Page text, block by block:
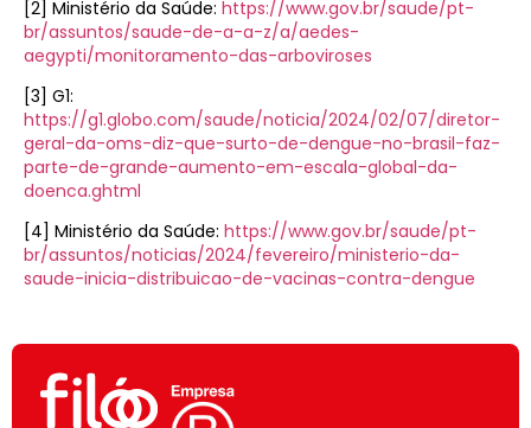
[2] Ministério da Saúde: https://www.gov.br/saude/pt-
br/assuntos/saude-de-a-a-z/a/aedes-
aegypti/monitoramento-das-arboviroses
[3] G1:
https://g1.globo.com/saude/noticia/2024/02/07/diretor-
geral-da-oms-diz-que-surto-de-dengue-no-brasil-faz-
parte-de-grande-aumento-em-escala-global-da-
doenca.ghtml
[4] Ministério da Saúde: https://www.gov.br/saude/pt-
br/assuntos/noticias/2024/fevereiro/ministerio-da-
saude-inicia-distribuicao-de-vacinas-contra-dengue